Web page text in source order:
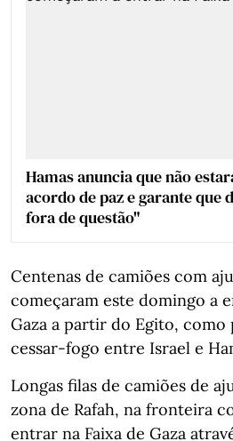
Hamas anuncia que não
acordo de paz e garante que
fora de questão"
Centenas de camiões com
começaram este domingo a
Gaza a partir do Egito,
cessar-fogo entre Israel e
Longas filas de camiões de
zona de Rafah, na fronteira
entrar na Faixa de Gaza